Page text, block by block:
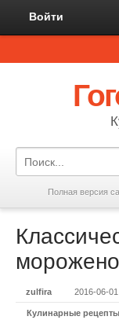
Войти
Полная версия
zulfira 2016-06-01
Кулинарные рецепты